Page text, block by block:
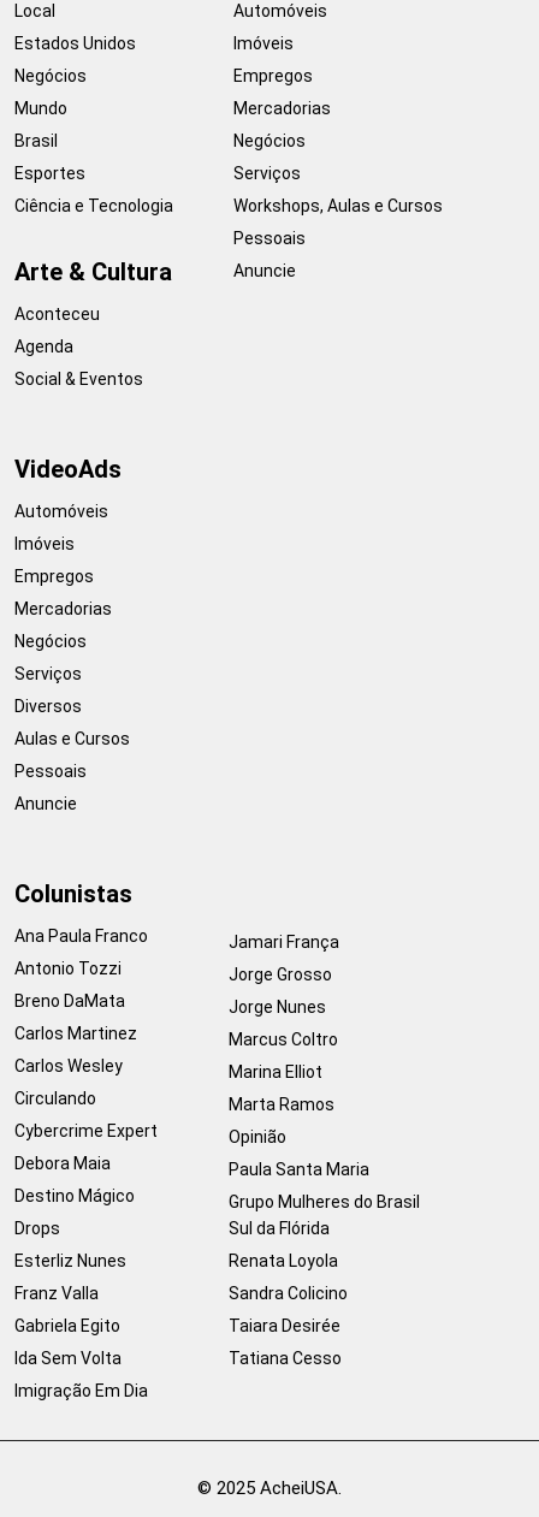
Local
Estados Unidos
Negócios
Mundo
Brasil
Esportes
Ciência e Tecnologia
Arte & Cultura
Aconteceu
Agenda
Social & Eventos
Automóveis
Imóveis
Empregos
Mercadorias
Negócios
Serviços
Workshops, Aulas e Cursos
Pessoais
Anuncie
VideoAds
Automóveis
Imóveis
Empregos
Mercadorias
Negócios
Serviços
Diversos
Aulas e Cursos
Pessoais
Anuncie
Colunistas
Ana Paula Franco
Antonio Tozzi
Breno DaMata
Carlos Martinez
Carlos Wesley
Circulando
Cybercrime Expert
Debora Maia
Destino Mágico
Drops
Esterliz Nunes
Franz Valla
Gabriela Egito
Ida Sem Volta
Imigração Em Dia
Jamari França
Jorge Grosso
Jorge Nunes
Marcus Coltro
Marina Elliot
Marta Ramos
Opinião
Paula Santa Maria
Grupo Mulheres do Brasil
Sul da Flórida
Renata Loyola
Sandra Colicino
Taiara Desirée
Tatiana Cesso
© 2025 AcheiUSA.